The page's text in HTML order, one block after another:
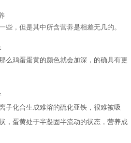
，但是其中所含营养是相差无几的。
么鸡蛋蛋黄的颜色就会加深，的确具有更
子化合生成难溶的硫化亚铁，很难被吸
，蛋黄处于半凝固半流动的状态，营养成